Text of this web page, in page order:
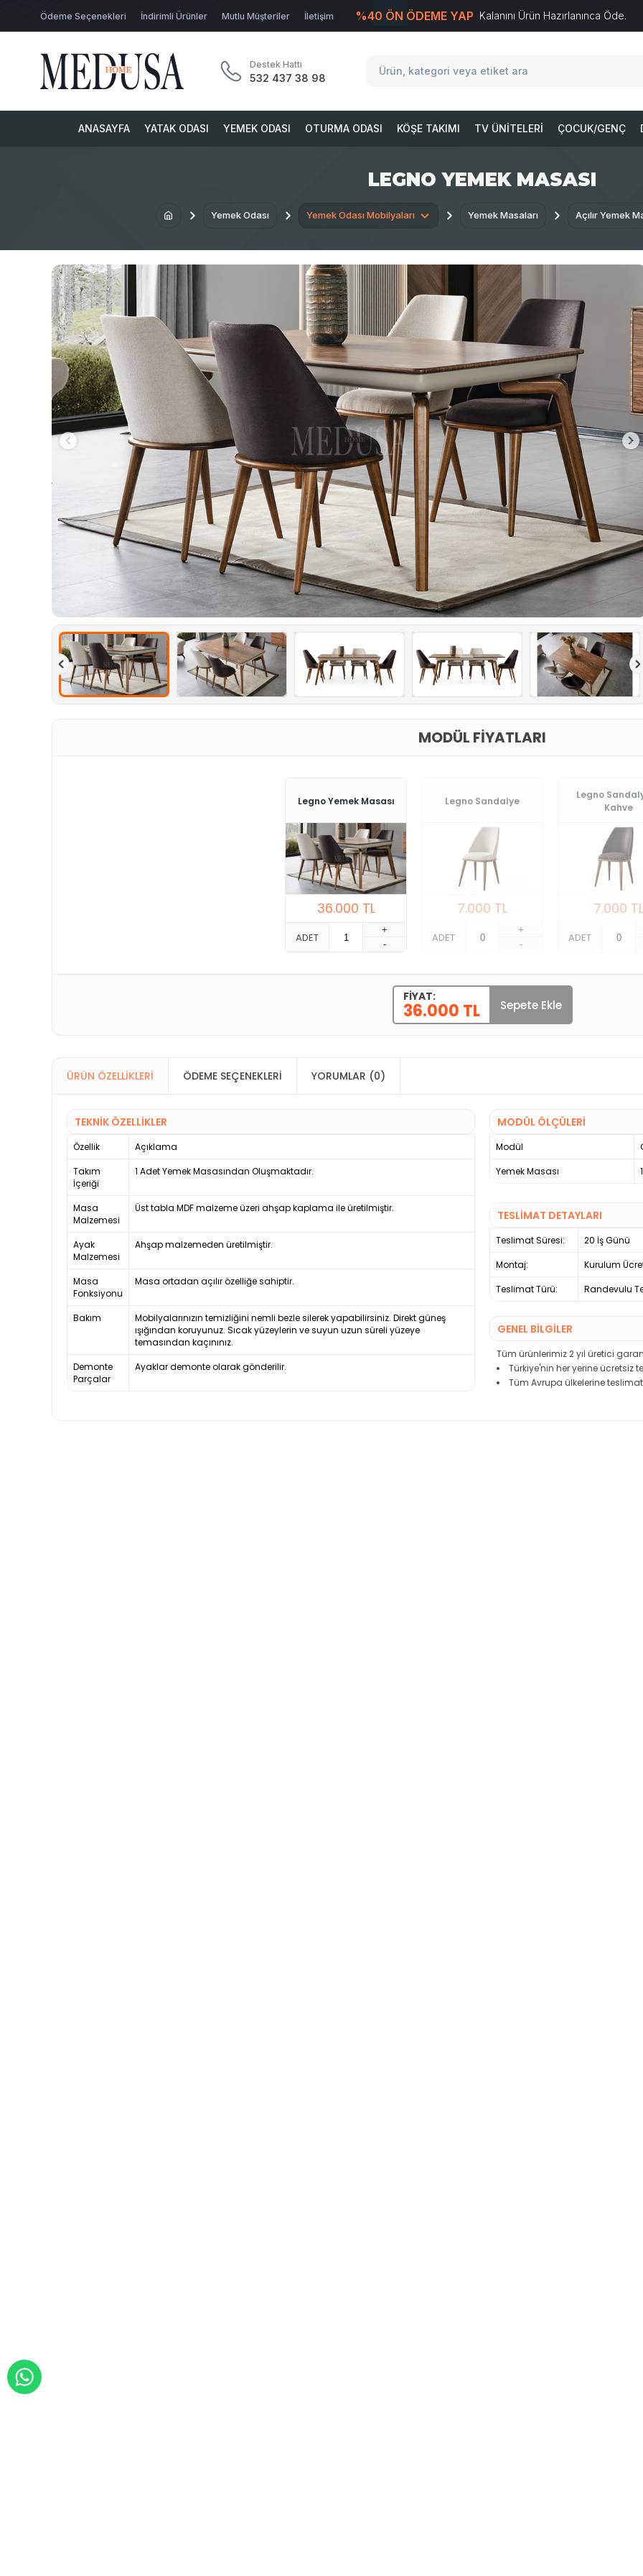
Ödeme Seçenekleri İndirimli Ürünler Mutlu Müşteriler İletişim %40 ÖN ÖDEME YAP Kalanını Ürün Hazırlanınca Öde.
Destek Hattı
532 437 38 98
ANASAYFA YATAK ODASI YEMEK ODASI OTURMA ODASI KÖŞE TAKIMI TV ÜNITELERI ÇOCUK/GENÇ
LEGNO YEMEK MASASI
Yemek Odası Yemek Odası Mobilyaları Yemek Masaları Açılır Yemek
MODÜL FIYATLARI
Legno Yemek Masası
36.000 TL
ADET
+
-
Legno Sandalye
7.000 TL
ADET
+
-
Legno
Kahve
7.000 TL
ADET
FIYAT:
36.000 TL Sepete Ekle
ÜRÜN ÖZELLIKLERI ÖDEME SEÇENEKLERI YORUMLAR (0)
TEKNİK ÖZELLİKLER
Özellik
Açıklama
Takım
İçeriği
1 Adet Yemek Masasından Oluşmaktadır.
Masa
Malzemesi
Üst tabla MDF malzeme üzeri ahşap kaplama ile üretilmiştir.
Ayak
Malzemesi
Ahşap malzemeden üretilmiştir.
Masa
Fonksiyonu
Masa ortadan açılır özelliğe sahiptir.
Bakım
Mobilyalarınızın temizliğini nemli bezle silerek yapabilirsiniz. Direkt güneş
ışığından koruyunuz. Sıcak yüzeylerin ve suyun uzun süreli yüzeye
temasından kaçınınız.
Demonte
Parçalar
Ayaklar demonte olarak gönderilir.
MODÜL ÖLÇÜLERİ
Modül
Yemek Masası
TESLİMAT DETAYLARI
Teslimat Süresi:
20 İş Günü
Montaj:
Kurulum
Teslimat Türü:
Randevulu
GENEL BİLGİLER
Tüm ürünlerimiz 2 yıl üretici
Türkiye'nin her yerine ücretsiz
Tüm Avrupa ülkelerine
T-Soft E-TicaretSistemleriyle Hazırlanmıştır.